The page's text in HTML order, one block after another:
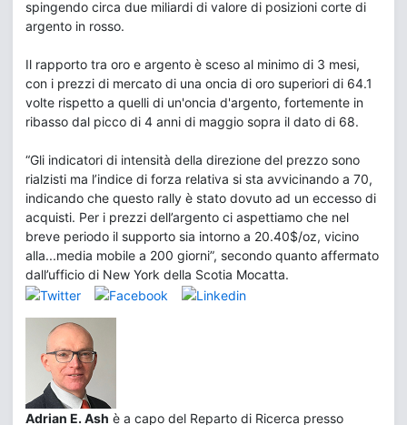
spingendo circa due miliardi di valore di posizioni corte di
argento in rosso.
Il rapporto tra oro e argento è sceso al minimo di 3 mesi,
con i prezzi di mercato di una oncia di oro superiori di 64.1
volte rispetto a quelli di un'oncia d'argento, fortemente in
ribasso dal picco di 4 anni di maggio sopra il dato di 68.
“Gli indicatori di intensità della direzione del prezzo sono
rialzisti ma l’indice di forza relativa si sta avvicinando a 70,
indicando che questo rally è stato dovuto ad un eccesso di
acquisti. Per i prezzi dell’argento ci aspettiamo che nel
breve periodo il supporto sia intorno a 20.40$/oz, vicino
alla...media mobile a 200 giorni”, secondo quanto affermato
dall’ufficio di New York della Scotia Mocatta.
Adrian E. Ash è a capo del Reparto di Ricerca presso